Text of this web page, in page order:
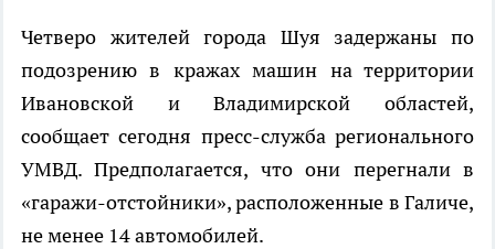
Четверо жителей города Шуя задержаны по
подозрению в кражах машин на территории
Ивановской и Владимирской областей,
сообщает сегодня пресс-служба регионального
УМВД. Предполагается, что они перегнали в
«гаражи-отстойники», расположенные в Галиче,
не менее 14 автомобилей.